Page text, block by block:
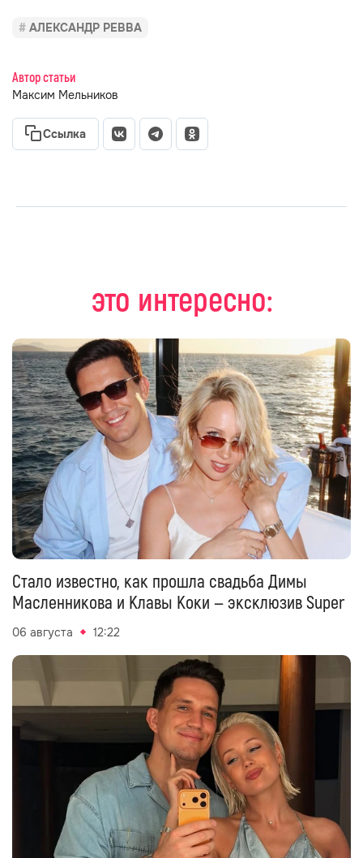
АЛЕКСАНДР РЕВВА
Автор статьи
Максим Мельников
Ссылка
это интересно:
Стало известно, как прошла свадьба Димы
Масленникова и Клавы Коки — эксклюзив Super
06 августа 12:22